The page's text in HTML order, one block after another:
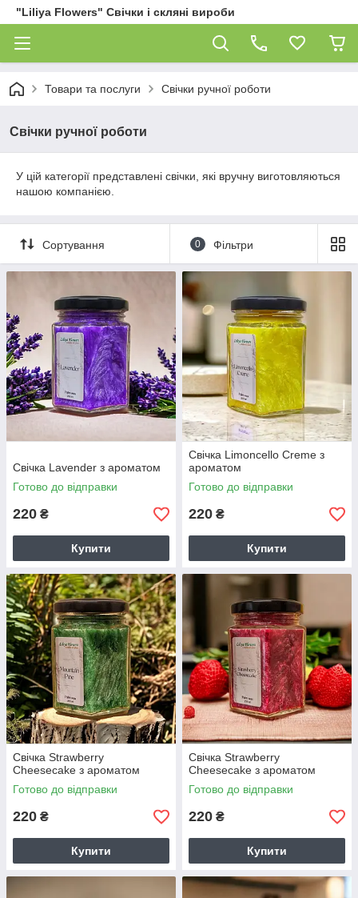
"Liliya Flowers" Свічки і скляні вироби
Товари та послуги Свічки ручної роботи
Свічки ручної роботи
У цій категорії представлені свічки, які вручну виготовляються
нашою компанією.
Сортування 0 Фільтри
Свічка Lavender з ароматом
Готово до відправки
220 ₴
Купити
Свічка Limoncello Creme з
ароматом
Готово до відправки
220 ₴
Купити
Свічка Strawberry
Cheesecake з ароматом
Готово до відправки
220 ₴
Купити
Свічка Strawberry
Cheesecake з ароматом
Готово до відправки
220 ₴
Купити